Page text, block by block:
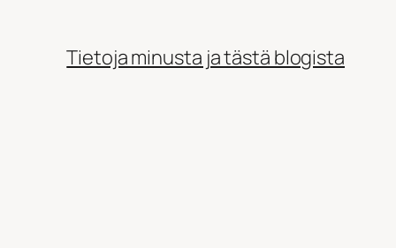
Tietoja minusta ja tästä blogista